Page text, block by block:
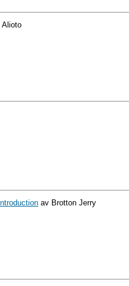
Alioto
av Brotton Jerry